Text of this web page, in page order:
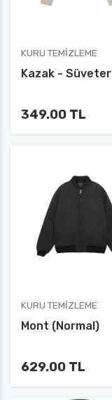
KURU TEMIZLEME
Kazak - Süveter
349.00 TL
KURU TEMIZLEME
Mont (Normal)
629.00 TL